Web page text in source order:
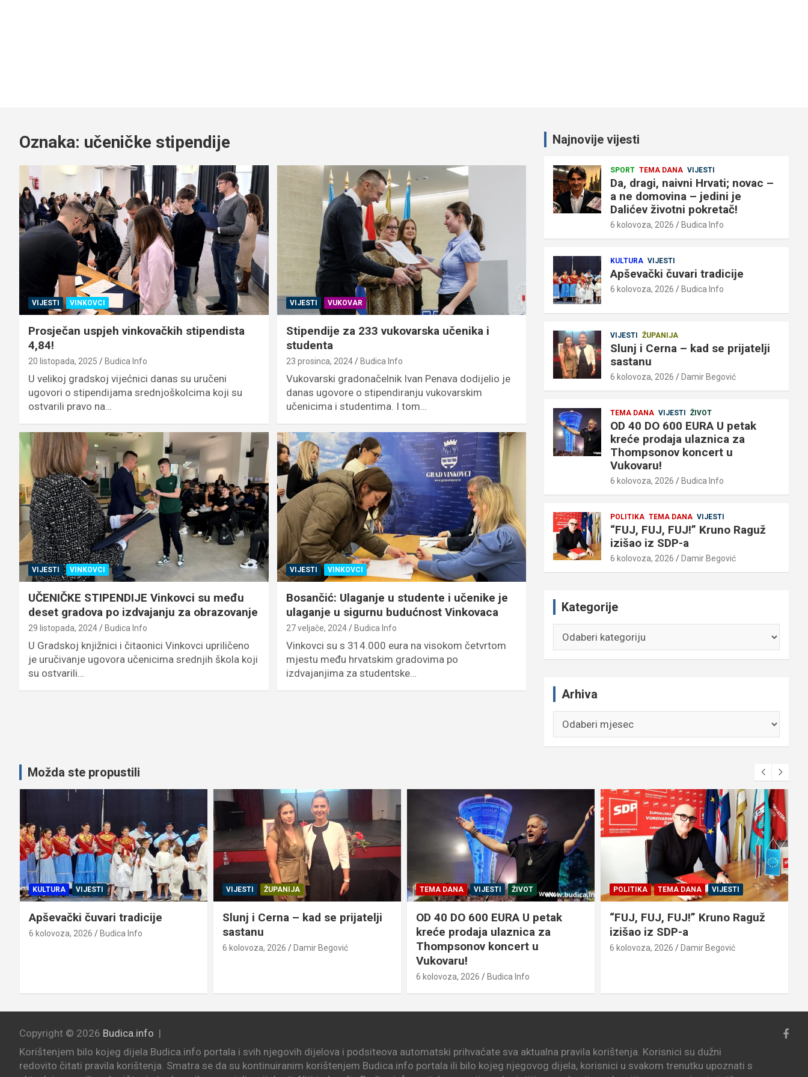
Oznaka: učeničke stipendije
VIJESTI VINKOVCI
Prosječan uspjeh vinkovačkih stipendista
4,84!
20 listopada, 2025 Budica Info
U velikoj gradskoj vijećnici danas su uručeni
ugovori o stipendijama srednjoškolcima koji su
ostvarili pravo na…
VIJESTI VUKOVAR
Stipendije za 233 vukovarska učenika i
studenta
23 prosinca, 2024 Budica Info
Vukovarski gradonačelnik Ivan Penava dodijelio je
danas ugovore o stipendiranju vukovarskim
učenicima i studentima. I tom…
VIJESTI VINKOVCI
UČENIČKE STIPENDIJE Vinkovci su među
deset gradova po izdvajanju za obrazovanje
29 listopada, 2024 Budica Info
U Gradskoj knjižnici i čitaonici Vinkovci upriličeno
je uručivanje ugovora učenicima srednjih škola koji
su ostvarili…
VIJESTI VINKOVCI
Bosančić: Ulaganje u studente i učenike je
ulaganje u sigurnu budućnost Vinkovaca
27 veljače, 2024 Budica Info
Vinkovci su s 314.000 eura na visokom četvrtom
mjestu među hrvatskim gradovima po
izdvajanjima za studentske…
Najnovije vijesti
SPORT TEMA DANA VIJESTI
Da, dragi, naivni Hrvati; novac –
a ne domovina – jedini je
Dalićev životni pokretač!
6 kolovoza, 2026 Budica Info
KULTURA VIJESTI
Apševački čuvari tradicije
6 kolovoza, 2026 Budica Info
VIJESTI ŽUPANIJA
Slunj i Cerna – kad se prijatelji
sastanu
6 kolovoza, 2026 Damir Begović
TEMA DANA VIJESTI ŽIVOT
OD 40 DO 600 EURA U petak
kreće prodaja ulaznica za
Thompsonov koncert u
Vukovaru!
6 kolovoza, 2026 Budica Info
POLITIKA TEMA DANA VIJESTI
“FUJ, FUJ, FUJ!” Kruno Raguž
izišao iz SDP-a
6 kolovoza, 2026 Damir Begović
Kategorije
Arhiva
Možda ste propustili
KULTURA VIJESTI
Apševački čuvari tradicije
6 kolovoza, 2026 Budica Info
VIJESTI ŽUPANIJA
Slunj i Cerna – kad se prijatelji
sastanu
6 kolovoza, 2026 Damir Begović
TEMA DANA VIJESTI ŽIVOT
OD 40 DO 600 EURA U petak
kreće prodaja ulaznica za
Thompsonov koncert u
Vukovaru!
6 kolovoza, 2026 Budica Info
POLITIKA TEMA DANA VIJESTI
“FUJ, FUJ, FUJ!” Kruno Raguž
izišao iz SDP-a
6 kolovoza, 2026 Damir Begović
Copyright © 2026 Budica.info
Korištenjem bilo kojeg dijela Budica.info portala i svih njegovih dijelova i podsiteova automatski prihvaćate sva aktualna pravila korištenja. Korisnici su dužni
redovito čitati pravila korištenja. Smatra se da su kontinuiranim korištenjem Budica.info portala ili bilo kojeg njegovog dijela, korisnici u svakom trenutku upoznati s